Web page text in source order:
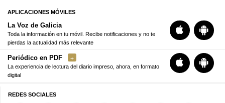
APLICACIONES MÓVILES
La Voz de Galicia
Toda la información en tu móvil. Recibe notificaciones y no te
pierdas la actualidad más relevante
Periódico en PDF
La experiencia de lectura del diario impreso, ahora, en formato
digital
REDES SOCIALES